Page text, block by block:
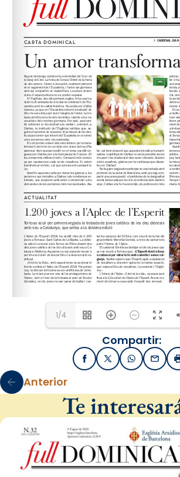
1/4
Compartir:
FacebookX / TwitterWhatsApp
Email
Anterior
Te